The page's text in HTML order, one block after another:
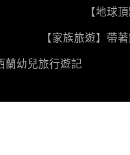
【地球
【家族旅遊】帶
蘭幼兒旅行遊記